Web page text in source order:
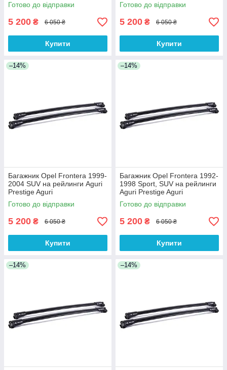
Готово до відправки
5 200 ₴ 6 050 ₴
Купити
Готово до відправки
5 200 ₴ 6 050 ₴
Купити
–14%
Багажник Opel Frontera 1999-
2004 SUV на рейлинги Aguri
Prestige Aguri
Готово до відправки
5 200 ₴ 6 050 ₴
Купити
–14%
Багажник Opel Frontera 1992-
1998 Sport, SUV на рейлинги
Aguri Prestige Aguri
Готово до відправки
5 200 ₴ 6 050 ₴
Купити
–14% –14%